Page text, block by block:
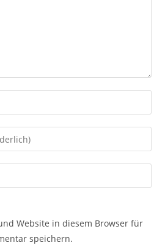
Website in diesem Browser für
speichern.